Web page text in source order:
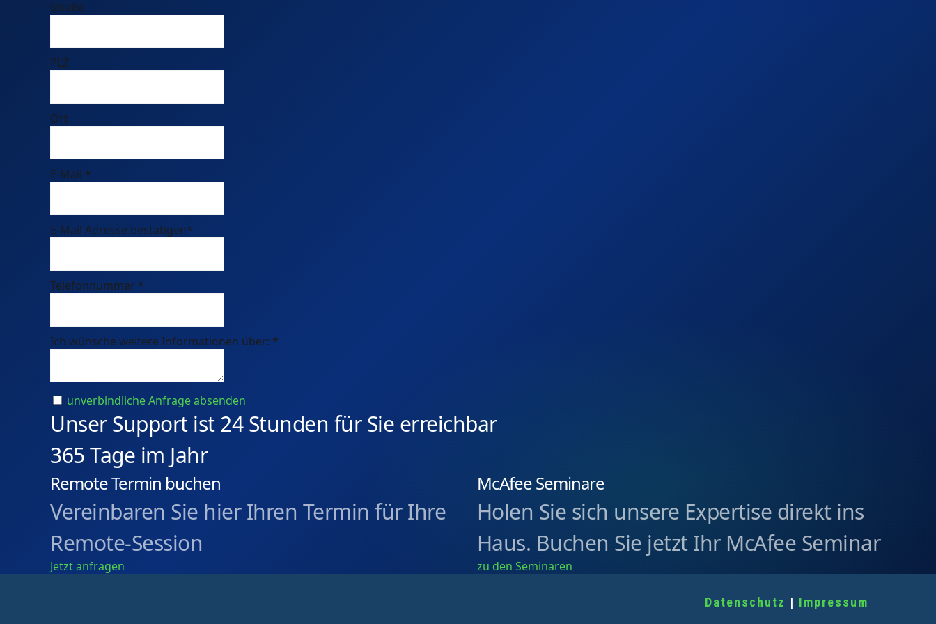
Straße
PLZ
Ort
E-Mail *
E-Mail Adresse bestätigen*
Telefonnummer *
Ich wünsche weitere Informationen über: *
unverbindliche Anfrage absenden
Unser Support ist 24 Stunden für Sie erreichbar
365 Tage im Jahr
Remote Termin buchen
Vereinbaren Sie hier Ihren Termin für Ihre
Remote-Session
Jetzt anfragen
McAfee Seminare
Holen Sie sich unsere Expertise direkt ins
Haus. Buchen Sie jetzt Ihr McAfee Seminar
zu den Seminaren
Datenschutz | Impressum